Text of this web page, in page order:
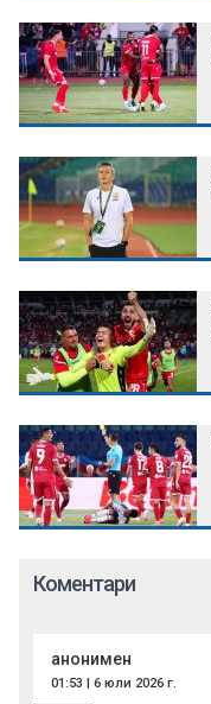
Коментари
анонимен
01:53 | 6 юли 2026 г.